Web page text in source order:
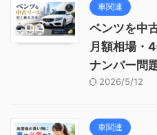
車関連
ベンツを中
月額相場・
ナンバー問
2026/5/12
車関連